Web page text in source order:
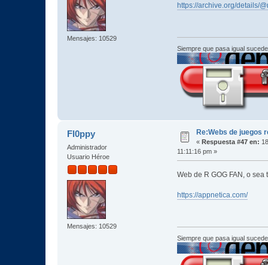
Mensajes: 10529
https://archive.org/details/
Siempre que pasa igual
Fl0ppy
Administrador
Usuario Héroe
Mensajes: 10529
Re:Webs de juegos
« Respuesta #47 en:
11:11:16 pm »
Web de R GOG FAN, o
https://appnetica.com/
Siempre que pasa igual